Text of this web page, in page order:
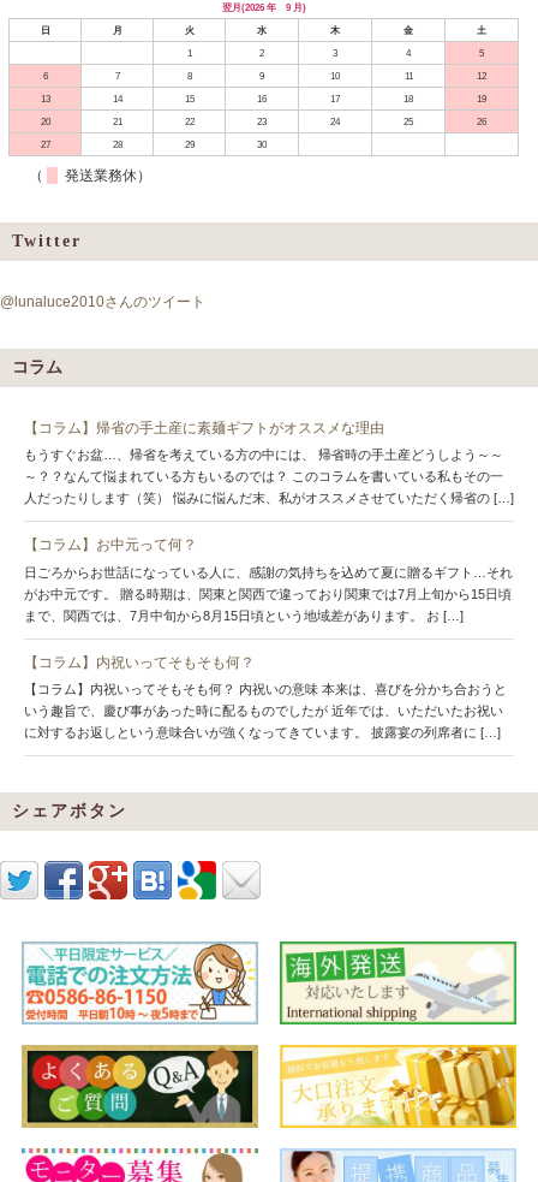
翌月(2026 年 9 月)
日
月 火 水 木 金
土
1
2 3 4
5
6
7 8 9 10 11
12
13
14 15 16 17 18
19
20
21 22 23 24 25
26
27
28 29 30
（ 発送業務休）
Twitter
@lunaluce2010さんのツイート
コラム
【コラム】帰省の手土産に素麺ギフトがオススメな理由
もうすぐお盆…、帰省を考えている方の中には、 帰省時の手土産どうしよう～～
～？？なんて悩まれている方もいるのでは？ このコラムを書いている私もその一
人だったりします（笑） 悩みに悩んだ末、私がオススメさせていただく帰省の […]
【コラム】お中元って何？
日ごろからお世話になっている人に、感謝の気持ちを込めて夏に贈るギフト…それ
がお中元です。 贈る時期は、関東と関西で違っており関東では7月上旬から15日頃
まで、関西では、7月中旬から8月15日頃という地域差があります。 お […]
【コラム】内祝いってそもそも何？
【コラム】内祝いってそもそも何？ 内祝いの意味 本来は、喜びを分かち合おうと
いう趣旨で、慶び事があった時に配るものでしたが 近年では、いただいたお祝い
に対するお返しという意味合いが強くなってきています。 披露宴の列席者に […]
シェアボタン